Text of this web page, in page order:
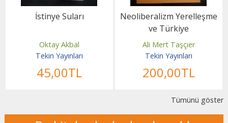
İstinye Suları
Oktay Akbal
Tekin Yayınları
45,00TL
Neoliberalizm Yerelleşme
ve Türkiye
Ali Mert Taşçıer
Tekin Yayınları
200,00TL
Tümünü göster